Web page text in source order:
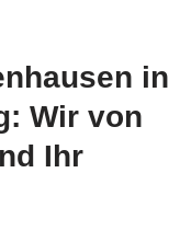
in
Wir von
Ihr